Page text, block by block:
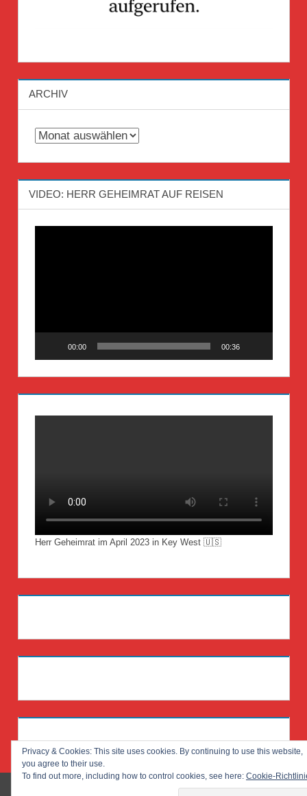
Privacy & Cookies: This site uses cookies. By continuing to use this website,
you agree to their use.
To find out more, including how to control cookies, see here: Cookie-
ARCHIV
Archiv
VIDEO: HERR GEHEIMRAT AUF REISEN
00:00 00:36
Herr Geheimrat im April 2023 in Key West 🇺🇸